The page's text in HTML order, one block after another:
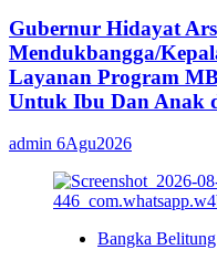
Gubernur Hidayat
Mendukbangga/
Layanan Program
Untuk Ibu Dan Anak
admin 6Agu2026
Bangka Belitung